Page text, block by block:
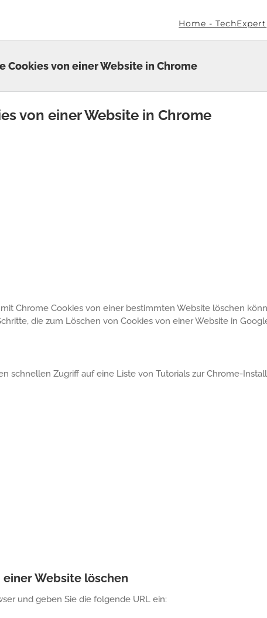
Home - TechExpert
Cookies von einer Website in Chrome
von einer Website in Chrome
Chrome Cookies von einer bestimmten Website löschen
die zum Löschen von Cookies von einer Website in
schnellen Zugriff auf eine Liste von Tutorials zur Chrome-
Website löschen
und geben Sie die folgende URL ein: